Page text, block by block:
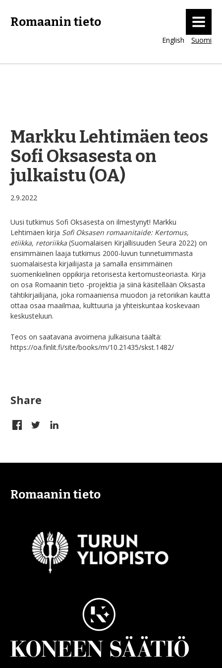
Romaanin tieto MENU
English Suomi
Markku Lehtimäen teos
Sofi Oksasesta on
julkaistu (OA)
2.9.2022
Uusi tutkimus Sofi Oksasesta on ilmestynyt! Markku
Lehtimäen kirja Sofi Oksasen romaanitaide: Kertomus,
etiikka, retoriikka (Suomalaisen Kirjallisuuden Seura 2022) on
ensimmäinen laaja tutkimus 2000-luvun tunnetuimmasta
suomalaisesta kirjailijasta ja samalla ensimmäinen
suomenkielinen oppikirja retorisesta kertomusteoriasta. Kirja
on osa Romaanin tieto -projektia ja siinä käsitellään Oksasta
tähtikirjailijana, joka romaaniensa muodon ja retoriikan kautta
ottaa osaa maailmaa, kulttuuria ja yhteiskuntaa koskevaan
keskusteluun.
Teos on saatavana avoimena julkaisuna täältä:
https://oa.finlit.fi/site/books/m/10.21435/skst.1482/
Share
Romaanin tieto